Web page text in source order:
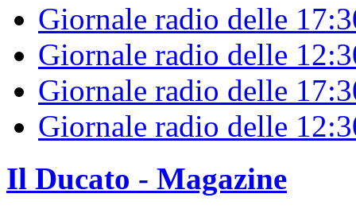
Giornale radio delle
Giornale radio delle
Giornale radio delle
Giornale radio delle
Il Ducato - Magazine